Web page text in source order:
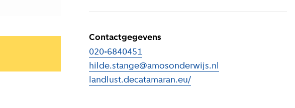
Contactgegevens
020-6840451
hilde.stange@amosonderwijs.nl
landlust.decatamaran.eu/